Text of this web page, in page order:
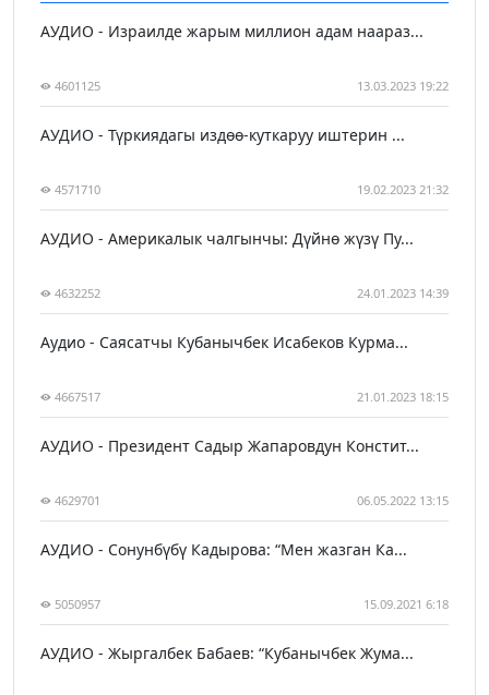
АУДИО - Израилде жарым миллион адам наараз...
4601125 13.03.2023 19:22
АУДИО - Түркиядагы издөө-куткаруу иштерин ...
4571710 19.02.2023 21:32
АУДИО - Америкалык чалгынчы: Дүйнө жүзү Пу...
4632252 24.01.2023 14:39
Аудио - Саясатчы Кубанычбек Исабеков Курма...
4667517 21.01.2023 18:15
АУДИО - Президент Садыр Жапаровдун Констит...
4629701 06.05.2022 13:15
АУДИО - Сонунбүбү Кадырова: “Мен жазган Ка...
5050957 15.09.2021 6:18
АУДИО - Жыргалбек Бабаев: “Кубанычбек Жума...